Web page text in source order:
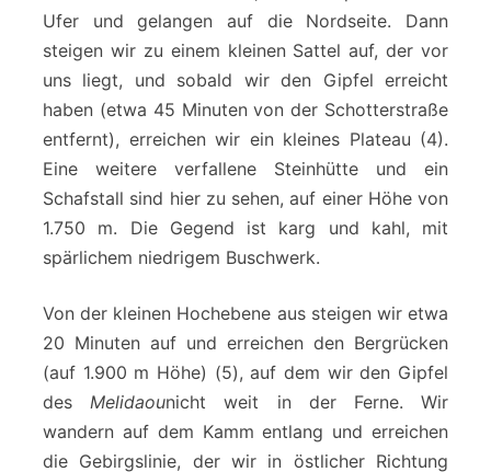
Ufer und gelangen auf die Nordseite. Dann
steigen wir zu einem kleinen Sattel auf, der vor
uns liegt, und sobald wir den Gipfel erreicht
haben (etwa 45 Minuten von der Schotterstraße
entfernt), erreichen wir ein kleines Plateau (4).
Eine weitere verfallene Steinhütte und ein
Schafstall sind hier zu sehen, auf einer Höhe von
1.750 m. Die Gegend ist karg und kahl, mit
spärlichem niedrigem Buschwerk.
Von der kleinen Hochebene aus steigen wir etwa
20 Minuten auf und erreichen den Bergrücken
(auf 1.900 m Höhe) (5), auf dem wir den Gipfel
des Melidaounicht weit in der Ferne. Wir
wandern auf dem Kamm entlang und erreichen
die Gebirgslinie, der wir in östlicher Richtung